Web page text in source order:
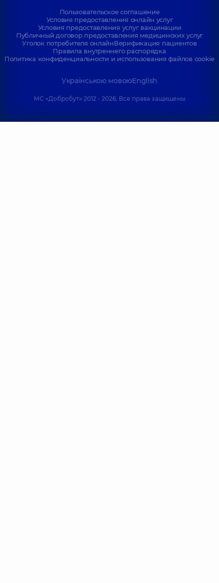
Пользовательское соглашение
Условия предоставления онлайн услуг
Условия предоставления услуг вакцинации
Публичный договор предоставления медицинских услуг
Уголок потребителя онлайнВерификация пациентов
Правила внутреннего распорядка
Политика конфиденциальности и использования файлов cookie
Українською мовоюEnglish
МС «Добробут» 2012 - 2026. Все права защищены